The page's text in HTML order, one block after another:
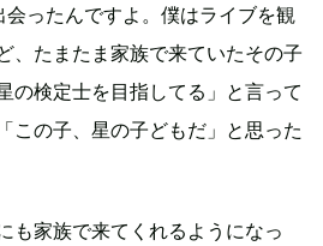
ったんですよ。僕はライブを観
、たまたま家族で来ていたその子
の検定士を目指してる」と言って
この子、星の子どもだ」と思った
も家族で来てくれるようになっ